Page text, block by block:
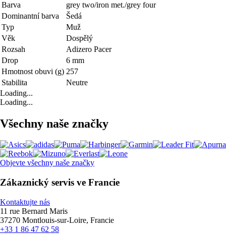
Barva
grey two/iron met./grey four
Dominantní barva
Šedá
Typ
Muž
Věk
Dospělý
Rozsah
Adizero Pacer
Drop
6 mm
Hmotnost obuvi (g) 257
Stabilita
Neutre
Loading...
Loading...
Všechny naše značky
Objevte všechny naše značky
Zákaznický servis ve Francie
Kontaktujte nás
11 rue Bernard Maris
37270 Montlouis-sur-Loire, Francie
+33 1 86 47 62 58